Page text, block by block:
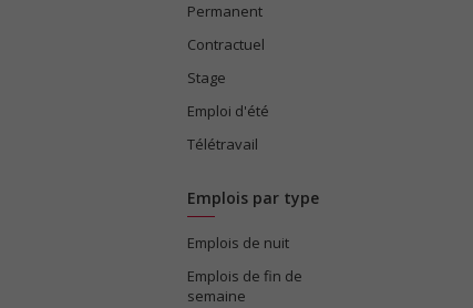
Permanent
Contractuel
Stage
Emploi d'été
Télétravail
Emplois par type
Emplois de nuit
Emplois de fin de
semaine